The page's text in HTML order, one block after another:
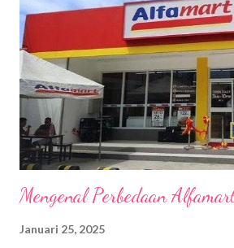
Parade yang puncaknya diadakan pada 9
tahunnya karena bertepatan dengan hari
warga lokal menyebutnya hari nasional
yang aku liat di tiktok begitu menggoda
untuk pergi ke sana karena sudah lama
negeri....
Mengenal Perbedaan
Januari 25, 2025